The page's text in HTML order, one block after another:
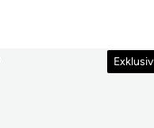
Exklusiv